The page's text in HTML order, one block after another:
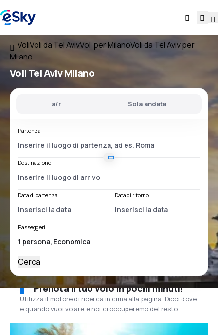
VoliVoli da Tel AvivVoli per MilanoVoli da Tel Aviv per
Milano
VoliTel Aviv Milano
a/r Sola andata
Partenza
Destinazione
Data di partenza Data di ritorno
Passeggeri
Cerca
Prenota il tuo volo in pochi minuti!
Utilizza il motore di ricerca in cima alla pagina. Dicci dove
e quando vuoi volare e noi ci occuperemo del resto.